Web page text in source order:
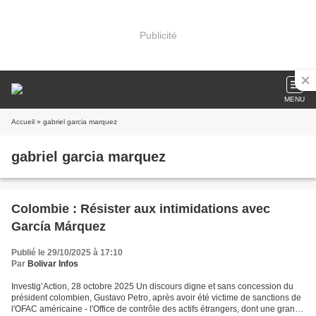
Publicité
MENU
Accueil » gabriel garcia marquez
gabriel garcia marquez
Colombie : Résister aux intimidations avec
García Márquez
Publié le 29/10/2025 à 17:10
Par Bolivar Infos
Investig’Action, 28 octobre 2025 Un discours digne et sans concession du
président colombien, Gustavo Petro, après avoir été victime de sanctions de
l'OFAC américaine - l'Office de contrôle des actifs étrangers, dont une grande